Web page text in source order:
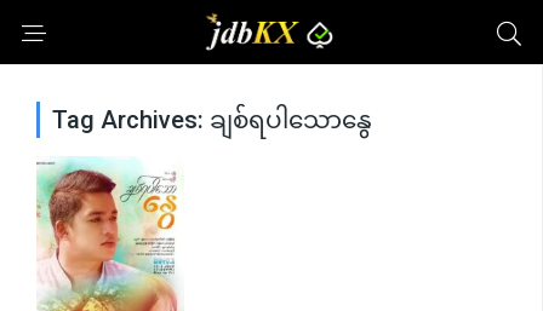
Tag Archives: ချစ်ရပါသောနွေ